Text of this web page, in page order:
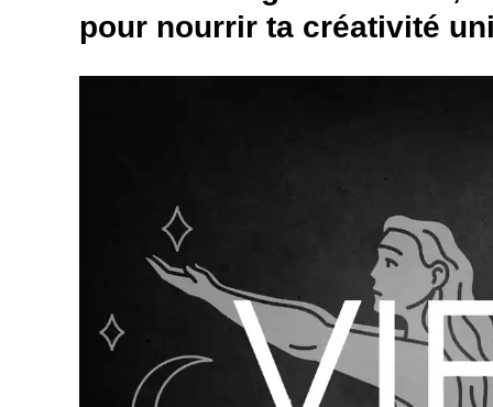
pour nourrir ta créativité